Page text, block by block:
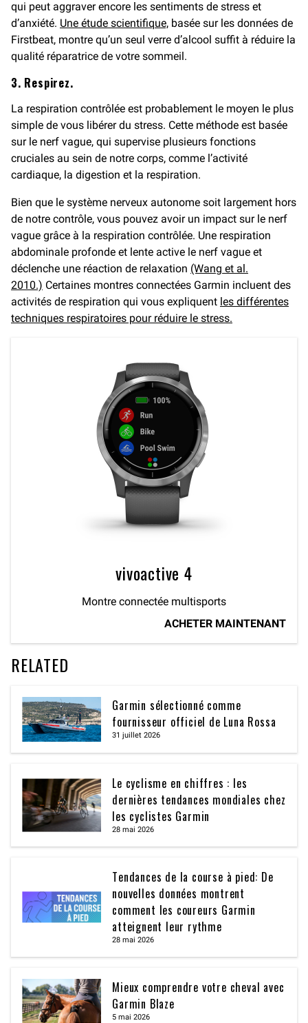
qui peut aggraver encore les sentiments de stress et
d’anxiété. Une étude scientifique, basée sur les données de
Firstbeat, montre qu’un seul verre d’alcool suffit à réduire la
qualité réparatrice de votre sommeil.
3. Respirez.
La respiration contrôlée est probablement le moyen le plus
simple de vous libérer du stress. Cette méthode est basée
sur le nerf vague, qui supervise plusieurs fonctions
cruciales au sein de notre corps, comme l’activité
cardiaque, la digestion et la respiration.
Bien que le système nerveux autonome soit largement hors
de notre contrôle, vous pouvez avoir un impact sur le nerf
vague grâce à la respiration contrôlée. Une respiration
abdominale profonde et lente active le nerf vague et
déclenche une réaction de relaxation (Wang et al.
2010.) Certaines montres connectées Garmin incluent des
activités de respiration qui vous expliquent les différentes
techniques respiratoires pour réduire le stress.
vivoactive 4
Montre connectée multisports
ACHETER MAINTENANT
RELATED
Garmin sélectionné comme
fournisseur officiel de Luna Rossa
31 juillet 2026
Le cyclisme en chiffres : les
dernières tendances mondiales chez
les cyclistes Garmin
28 mai 2026
Tendances de la course à pied: De
nouvelles données montrent
comment les coureurs Garmin
atteignent leur rythme
28 mai 2026
Mieux comprendre votre cheval avec
Garmin Blaze
5 mai 2026